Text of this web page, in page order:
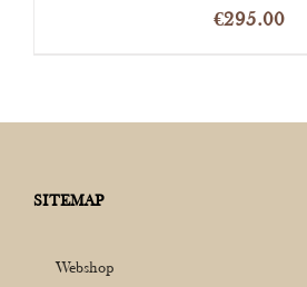
€295.00
SITEMAP
Webshop